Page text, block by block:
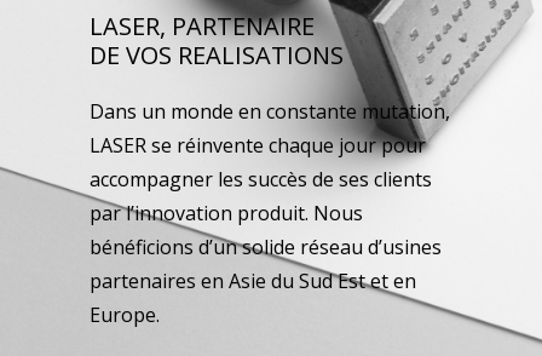
LASER, PARTENAIRE
DE VOS REALISATIONS
Dans un monde en constante mutation,
LASER se réinvente chaque jour pour
accompagner les succès de ses clients
par l’innovation produit. Nous
bénéficions d’un solide réseau d’usines
partenaires en Asie du Sud Est et en
Europe.